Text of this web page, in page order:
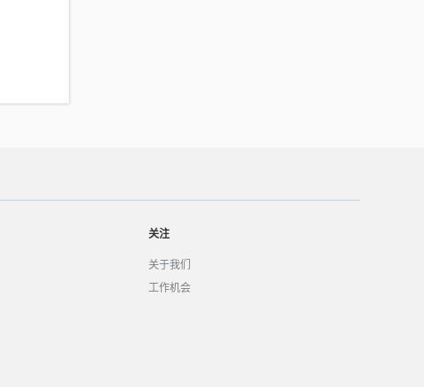
关注
关于我们
工作机会